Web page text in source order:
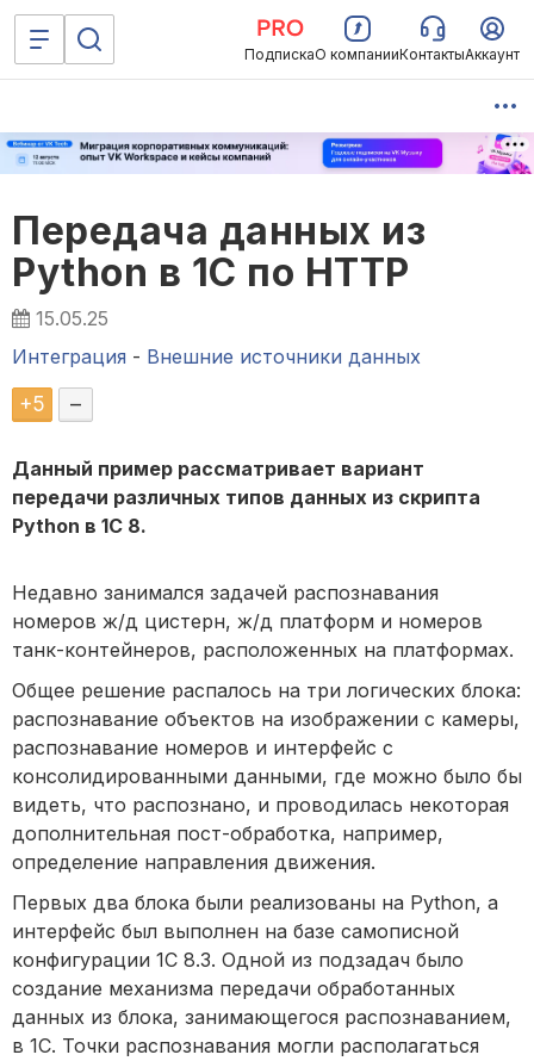
ПодпискаО компанииКонтактыАккаунт
Передача данных из
Python в 1С по HTTP
15.05.25
Интеграция - Внешние источники данных
+5 –
Данный пример рассматривает вариант
передачи различных типов данных из скрипта
Python в 1С 8.
Недавно занимался задачей распознавания
номеров ж/д цистерн, ж/д платформ и номеров
танк-контейнеров, расположенных на платформах.
Общее решение распалось на три логических блока:
распознавание объектов на изображении с камеры,
распознавание номеров и интерфейс с
консолидированными данными, где можно было бы
видеть, что распознано, и проводилась некоторая
дополнительная пост-обработка, например,
определение направления движения.
Первых два блока были реализованы на Python, а
интерфейс был выполнен на базе самописной
конфигурации 1С 8.3. Одной из подзадач было
создание механизма передачи обработанных
данных из блока, занимающегося распознаванием,
в 1С. Точки распознавания могли располагаться